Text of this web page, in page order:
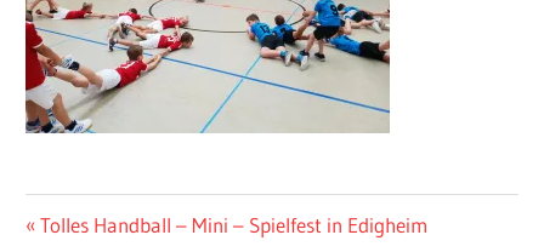
Beitragsnavigation
Vorheriger
Tolles Handball – Mini – Spielfest in Edigheim